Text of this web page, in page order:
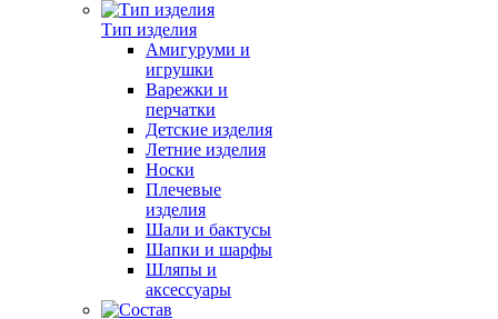
Тип изделия
Амигуруми и
игрушки
Варежки и
перчатки
Детские изделия
Летние изделия
Носки
Плечевые
изделия
Шали и бактусы
Шапки и шарфы
Шляпы и
аксессуары